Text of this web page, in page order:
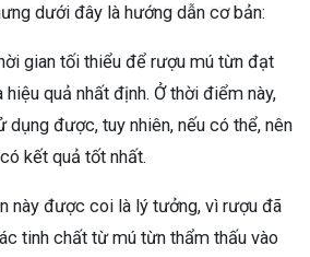
dưới đây là hướng dẫn cơ bản:
gian tối thiểu để rượu mú từn đạt
quả nhất định. Ở thời điểm này,
dụng được, tuy nhiên, nếu có thể, nên
kết quả tốt nhất.
này được coi là lý tưởng, vì rượu đã
tinh chất từ mú từn thẩm thấu vào